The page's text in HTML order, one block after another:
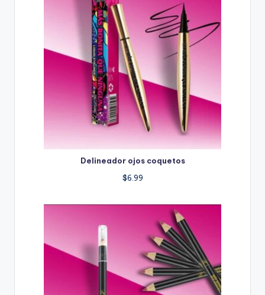
Delineador ojos coquetos
$6.99